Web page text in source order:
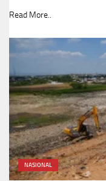
Read More..
NASIONAL